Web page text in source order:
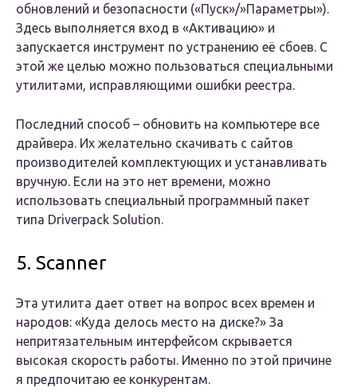
обновлений и безопасности («Пуск»/»Параметры»).
Здесь выполняется вход в «Активацию» и
запускается инструмент по устранению её сбоев. С
этой же целью можно пользоваться специальными
утилитами, исправляющими ошибки реестра.
Последний способ – обновить на компьютере все
драйвера. Их желательно скачивать с сайтов
производителей комплектующих и устанавливать
вручную. Если на это нет времени, можно
использовать специальный программный пакет
типа Driverpack Solution.
5. Scanner
Эта утилита дает ответ на вопрос всех времен и
народов: «Куда делось место на диске?» За
непритязательным интерфейсом скрывается
высокая скорость работы. Именно по этой причине
я предпочитаю ее конкурентам.